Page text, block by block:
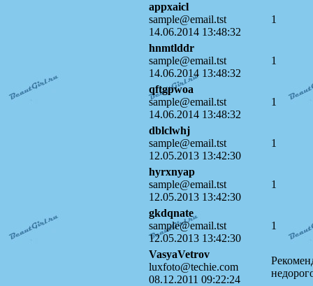
appxaicl
sample@email.tst
14.06.2014 13:48:32
1
hnmtlddr
sample@email.tst
14.06.2014 13:48:32
1
qftgpwoa
sample@email.tst
14.06.2014 13:48:32
1
dblclwhj
sample@email.tst
12.05.2013 13:42:30
1
hyrxnyap
sample@email.tst
12.05.2013 13:42:30
1
gkdqnate
sample@email.tst
12.05.2013 13:42:30
1
VasyaVetrov
luxfoto@techie.com
08.12.2011 09:22:24